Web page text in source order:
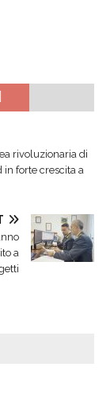
rivoluzionaria di
forte crescita a
a